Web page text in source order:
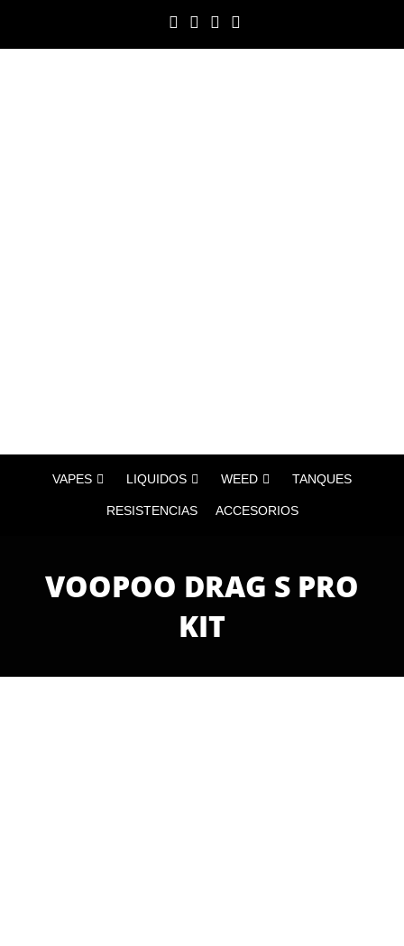
VAPES LIQUIDOS WEED TANQUES
RESISTENCIAS ACCESORIOS
VOOPOO DRAG S PRO
KIT